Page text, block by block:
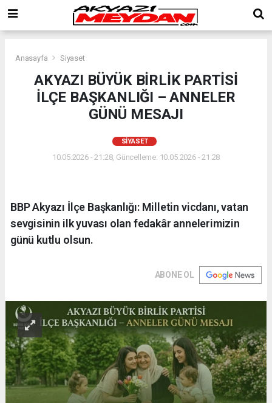
Anasayfa Siyaset
AKYAZI BÜYÜK BİRLİK PARTİSİ
İLÇE BAŞKANLIĞI – ANNELER
GÜNÜ MESAJI
SIYASET
10.05.2026 - 21:28, Güncelleme: 10.05.2026 - 21:28
BBP Akyazı İlçe Başkanlığı: Milletin vicdanı, vatan
sevgisinin ilk yuvası olan fedakâr annelerimizin
günü kutlu olsun.
ABONE OL